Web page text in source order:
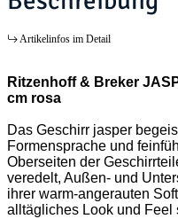
Artikelinfos im Detail
Ritzenhoff & Breker
cm rosa
Das Geschirr jasper
Formensprache und
Oberseiten der
veredelt, Außen- und
ihrer warm-angerauten
alltägliches Look und Feel